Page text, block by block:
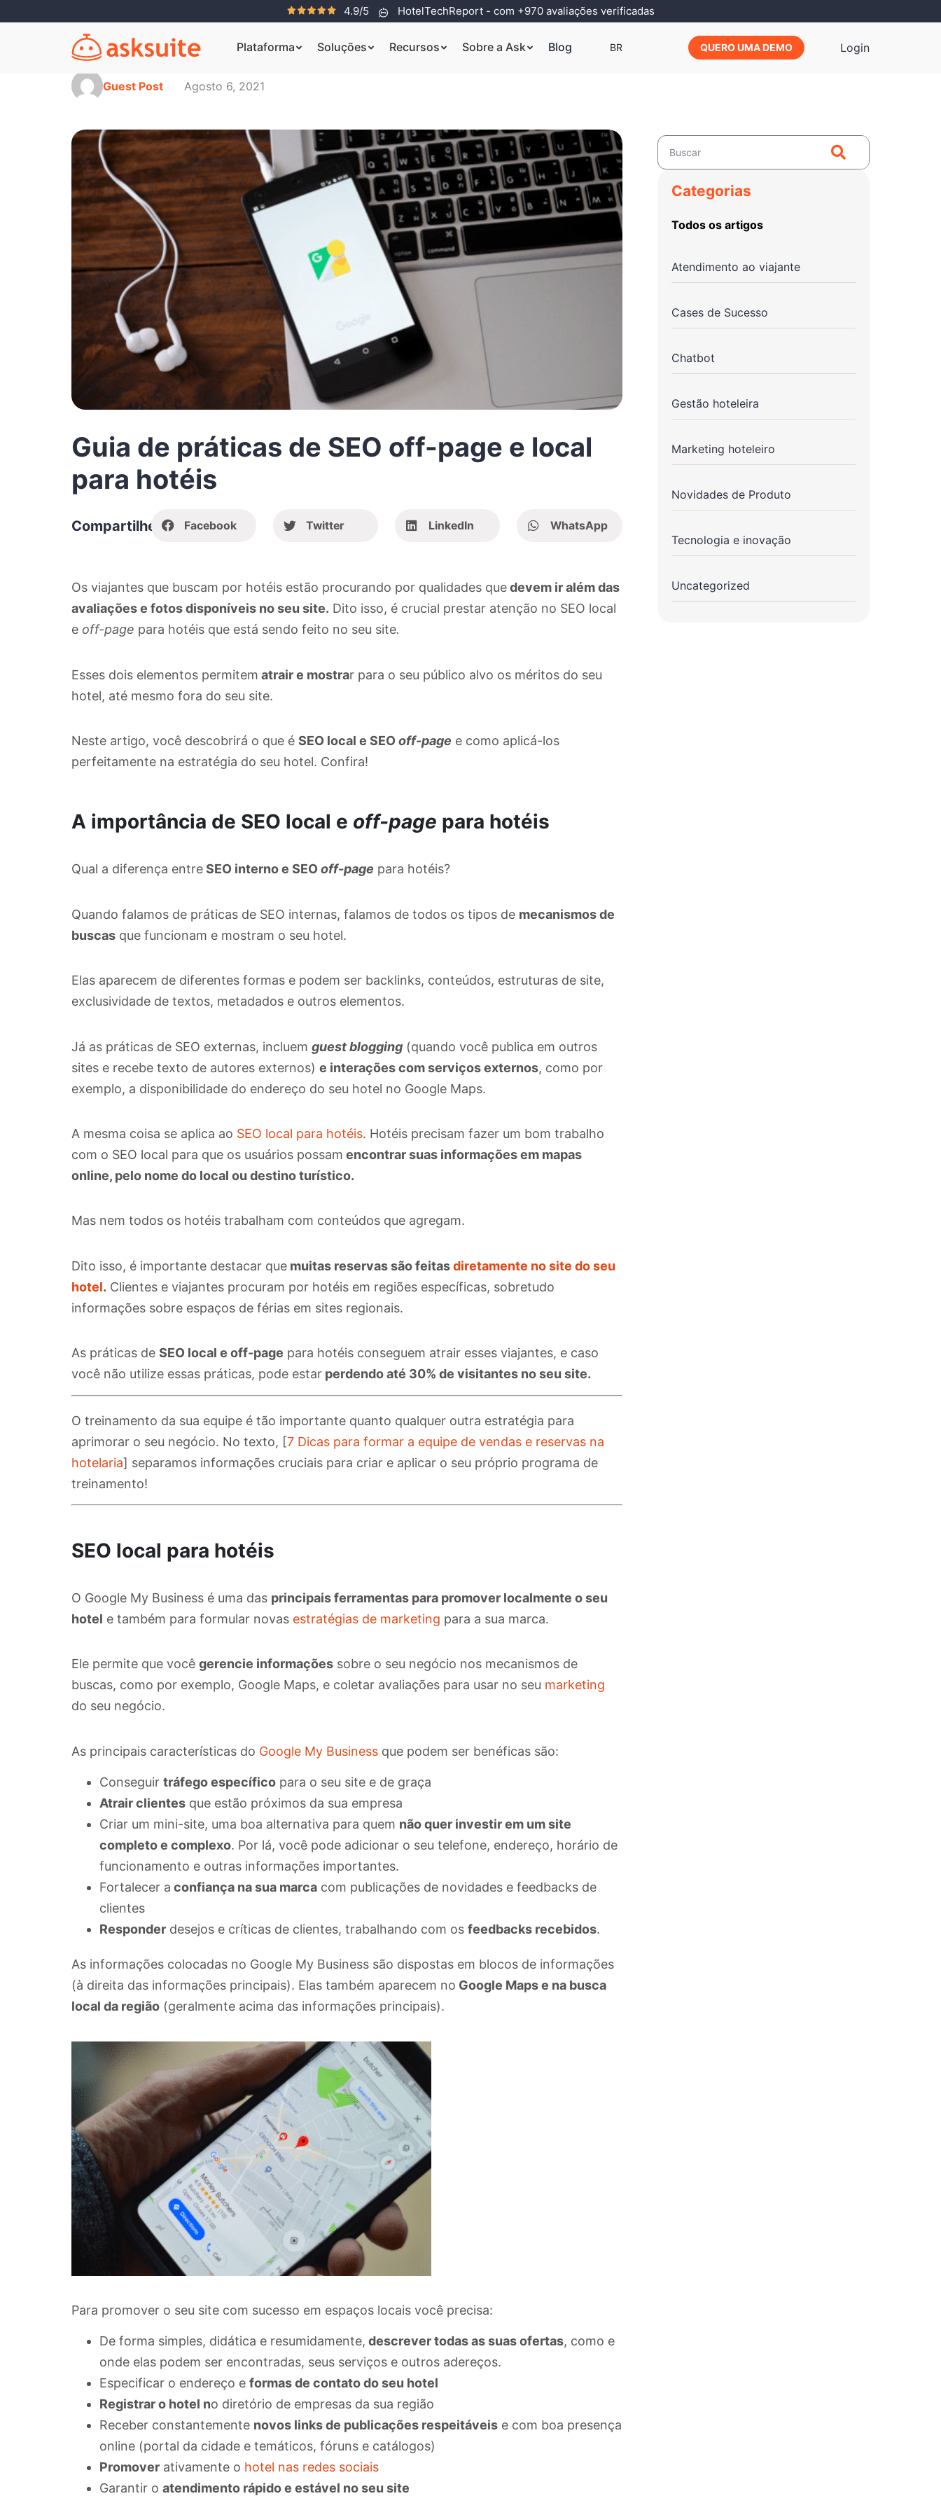
4.9/5 HotelTechReport - com +970 avaliações verificadas
Plataforma Soluções Recursos Sobre a Ask Blog BR QUERO UMA DEMO Login
Guest Post Agosto 6, 2021
Guia de práticas de SEO off-page e local
para hotéis
Compartilhe Facebook Twitter LinkedIn WhatsApp
Os viajantes que buscam por hotéis estão procurando por qualidades quedevem ir além das
avaliações e fotos disponíveis no seu site. Dito isso, é crucial prestar atenção no SEO local
e off-page para hotéis que está sendo feito no seu site.
Esses dois elementos permitem atrair e mostrar para o seu público alvo os méritos do seu
hotel, até mesmo fora do seu site.
Neste artigo, você descobrirá o que é SEO local e SEO off-page e como aplicá-los
perfeitamente na estratégia do seu hotel. Confira!
A importância de SEO local e off-page para hotéis
Qual a diferença entreSEO interno e SEO off-page para hotéis?
Quando falamos de práticas de SEO internas, falamos de todos os tipos de mecanismosde
buscas que funcionam e mostram o seu hotel.
Elas aparecem de diferentes formas e podem ser backlinks, conteúdos, estruturas de site,
exclusividade de textos, metadados e outros elementos.
Já as práticas de SEO externas, incluem guest blogging (quando você publica em outros
sites e recebe texto de autores externos) e interações com serviços externos, como por
exemplo, a disponibilidade do endereço do seu hotel no Google Maps.
A mesma coisa se aplica ao SEO local para hotéis. Hotéis precisam fazer um bom trabalho
com o SEO local para que os usuários possam encontrar suas informações em mapas
online, pelo nome do local ou destino turístico.
Mas nem todos os hotéis trabalham com conteúdos que agregam.
Dito isso, é importante destacar que muitas reservas são feitasdiretamente no site do seu
hotel. Clientes e viajantes procuram por hotéis em regiões específicas, sobretudo
informações sobre espaços de férias em sites regionais.
As práticas de SEO local e off-page para hotéis conseguem atrair esses viajantes, e caso
você não utilize essas práticas, pode estar perdendo até 30% de visitantes no seu site.
O treinamento da sua equipe é tão importante quanto qualquer outra estratégia para
aprimorar o seu negócio. No texto, [7 Dicas para formar a equipe de vendas e reservas na
hotelaria] separamos informações cruciais para criar e aplicar o seu próprio programa de
treinamento!
SEO local para hotéis
O Google My Business é uma das principais ferramentas para promover localmente o seu
hotel e também para formular novas estratégias de marketing para a sua marca.
Ele permite que você gerencie informações sobre o seu negócio nos mecanismos de
buscas, como por exemplo, Google Maps, e coletar avaliações para usar no seu marketing
do seu negócio.
As principais características do Google My Business que podem ser benéficas são:
Conseguir tráfego específico para o seu site e de graça
Atrair clientes que estão próximos da sua empresa
Criar um mini-site, uma boa alternativa para quem não quer investir em um site
completo e complexo. Por lá, você pode adicionar o seu telefone, endereço, horário de
funcionamento e outras informações importantes.
Fortalecer a confiança na sua marca com publicações de novidades e feedbacks de
clientes
Responder desejos e críticas de clientes, trabalhando com os feedbacks recebidos.
As informações colocadas no Google My Business são dispostas em blocos de informações
(à direita das informações principais). Elas também aparecem no Google Maps e na busca
local da região (geralmente acima das informações principais).
Para promover o seu site com sucesso em espaços locais você precisa:
De forma simples, didática e resumidamente, descrever todas as suas ofertas, como e
onde elas podem ser encontradas, seus serviços e outros adereços.
Especificar o endereço e formas de contato do seu hotel
Registrar o hotel no diretório de empresas da sua região
Receber constantemente novos links de publicações respeitáveis e com boa presença
online (portal da cidade e temáticos, fóruns e catálogos)
Promover ativamente o hotel nas redes sociais
Garantir o atendimento rápido e estável no seu site
Categorias
Todos os artigos
Atendimento ao viajante
Cases de Sucesso
Chatbot
Gestão hoteleira
Marketing hoteleiro
Novidades de Produto
Tecnologia e inovação
Uncategorized